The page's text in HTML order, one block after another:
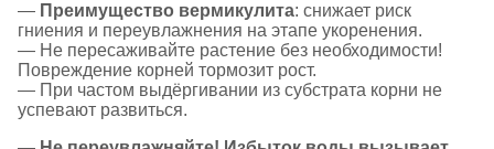
— Преимущество вермикулита: снижает риск
гниения и переувлажнения на этапе укоренения.
— Не пересаживайте растение без необходимости!
Повреждение корней тормозит рост.
— При частом выдёргивании из субстрата корни не
успевают развиться.